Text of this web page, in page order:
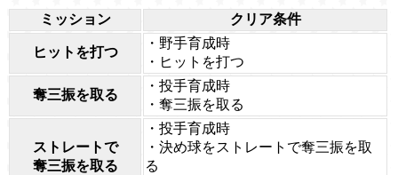
ミッション クリア条件
ヒットを打つ
・野手育成時
・ヒットを打つ
奪三振を取る
・投手育成時
・奪三振を取る
ストレートで
奪三振を取る
・投手育成時
・決め球をストレートで奪三振を取
る